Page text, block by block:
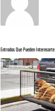
Entradas Que Pueden Interesarte